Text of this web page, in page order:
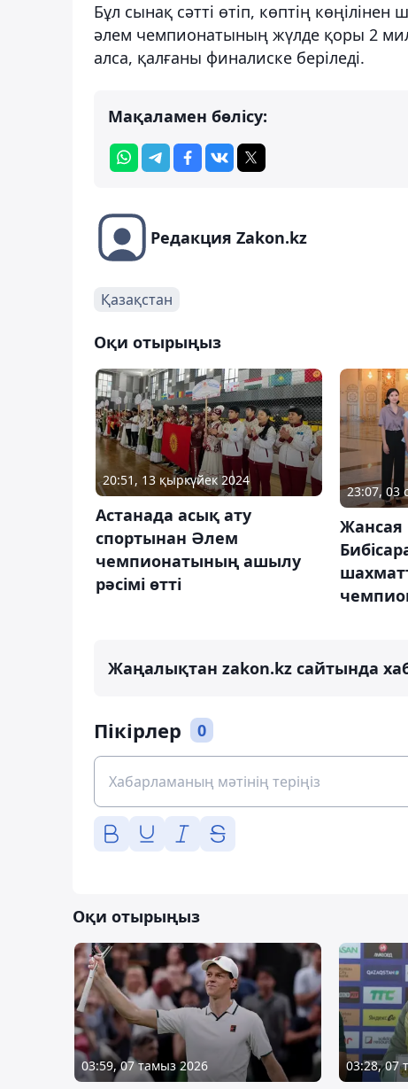
Бұл сынақ сәтті өтіп, көптің
әлем чемпионатының жүлде қоры 2
алса, қалғаны финалиске беріледі.
Мақаламен бөлісу:
Редакция Zakon.kz
Қазақстан
Оқи отырыңыз
20:51, 13 қыркүйек 2024
Астанада асық ату
спортынан Әлем
чемпионатының ашылу
рәсімі өтті
23:07, 03
Жансая
Жаңалықтан zakon.kz сайтында
Пікірлер 0
Оқи отырыңыз
03:59, 07 тамыз 2026 03:28, 07